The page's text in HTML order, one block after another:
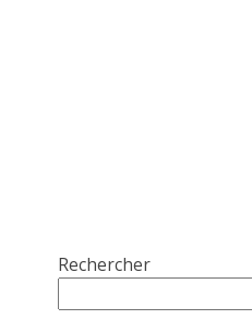
Rechercher